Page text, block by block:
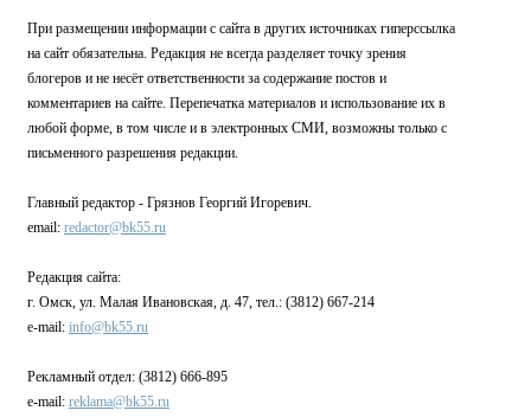
При размещении информации с сайта в других источниках гиперссылка
на сайт обязательна. Редакция не всегда разделяет точку зрения
блогеров и не несёт ответственности за содержание постов и
комментариев на сайте. Перепечатка материалов и использование их в
любой форме, в том числе и в электронных СМИ, возможны только с
письменного разрешения редакции.
Главный редактор - Грязнов Георгий Игоревич.
email: redactor@bk55.ru
Редакция сайта:
г. Омск, ул. Малая Ивановская, д. 47, тел.: (3812) 667-214
e-mail: info@bk55.ru
Рекламный отдел: (3812) 666-895
e-mail: reklama@bk55.ru